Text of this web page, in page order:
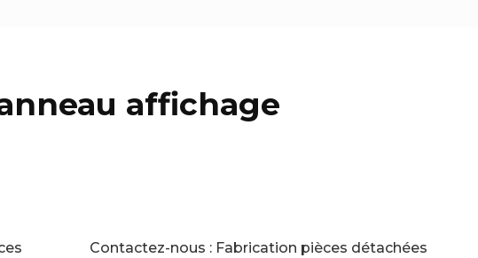
affichage
Contactez-nous : Fabrication pièces détachées